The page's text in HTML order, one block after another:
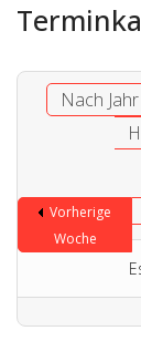
Nach Jahr
Vorherige
Woche